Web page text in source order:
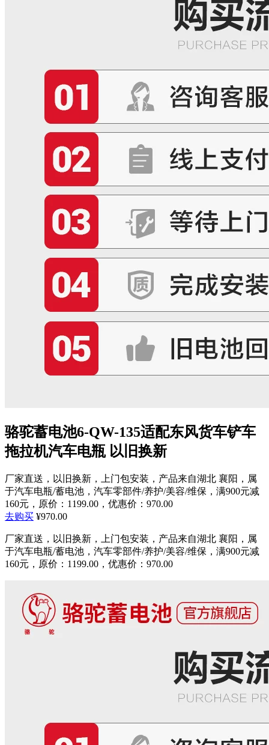
骆驼蓄电池6-QW-135适配东风货车铲车
拖拉机汽车电瓶 以旧换新
厂家直送，以旧换新，上门包安装，产品来自湖北 襄阳，属
于汽车电瓶/蓄电池，汽车零部件/养护/美容/维保，满900元减
160元，原价：1199.00，优惠价：970.00
去购买 ¥970.00
厂家直送，以旧换新，上门包安装，产品来自湖北 襄阳，属
于汽车电瓶/蓄电池，汽车零部件/养护/美容/维保，满900元减
160元，原价：1199.00，优惠价：970.00